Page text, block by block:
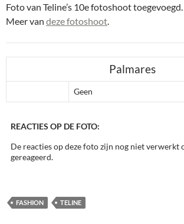
Foto van Teline’s 10e fotoshoot toegevoegd.
Meer van deze fotoshoot
Palmares
Geen
REACTIES OP DE FOTO:
De reacties op deze foto zijn nog niet verwerkt
gereageerd.
FASHION TELINE